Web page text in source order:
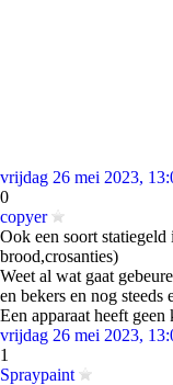
vrijdag 26 mei 2023,
0
copyer
Ook een soort
brood,crosanties)
Weet al wat gaat
en bekers en nog steeds
Een apparaat heeft
vrijdag 26 mei 2023,
1
Spraypaint